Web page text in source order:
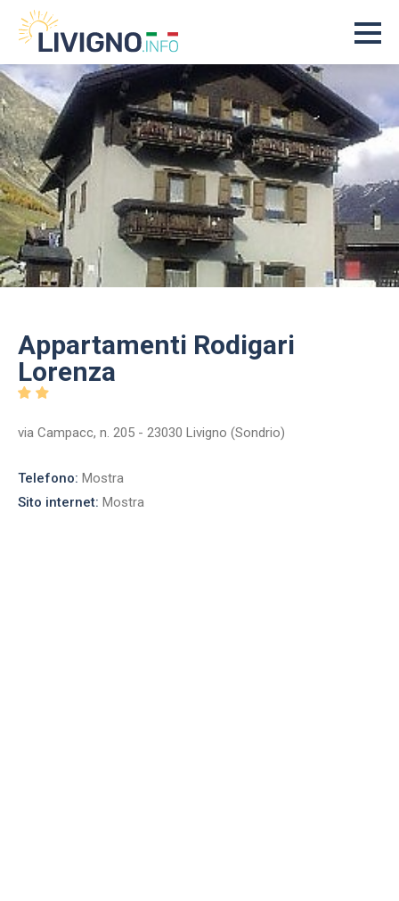
Appartamenti Rodigari
Lorenza
via Campacc, n. 205 - 23030 Livigno (Sondrio)
Telefono: Mostra
Sito internet: Mostra